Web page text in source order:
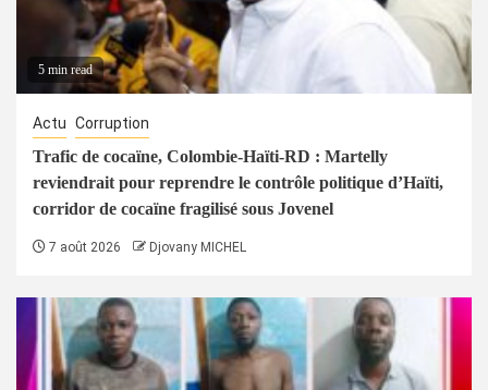
5 min read
Actu Corruption
Trafic de cocaïne, Colombie-Haïti-RD : Martelly
reviendrait pour reprendre le contrôle politique d’Haïti,
corridor de cocaïne fragilisé sous Jovenel
7 août 2026 Djovany MICHEL